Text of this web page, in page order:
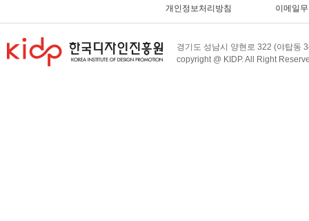
개인정보처리방침 이메일
경기도 성남시 양현로 322 (야탑동
copyright @ KIDP. All Right